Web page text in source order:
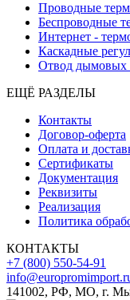
Проводные
Беспроводные
Интернет -
Каскадные
Отвод дымовых
ЕЩЁ РАЗДЕЛЫ
Контакты
Договор-оферта
Оплата и
Сертификаты
Документация
Реквизиты
Реализация
Политика
КОНТАКТЫ
+7 (800) 550-54-91
141002, РФ, МО, г.